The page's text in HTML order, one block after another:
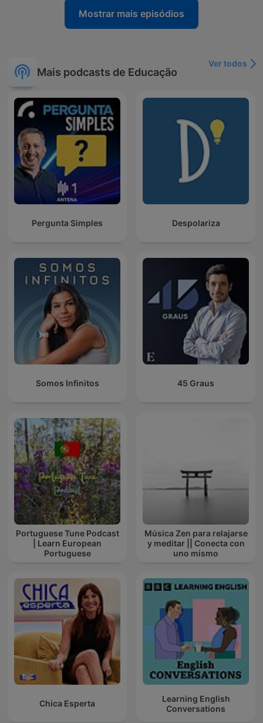
Mostrar mais episódios
Mais podcasts de Educação
Ver todos
Pergunta Simples Despolariza
Somos Infinitos 45 Graus
Portuguese Tune Podcast
| Learn European
Portuguese
Música Zen para relajarse
y meditar || Conecta con
uno mismo
Chica Esperta
Learning English
Conversations